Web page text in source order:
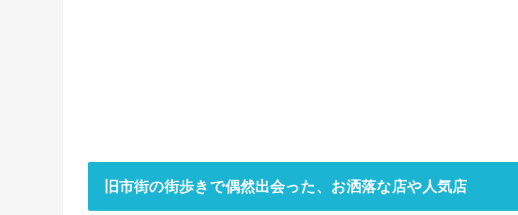
旧市街の街歩きで偶然出会った、お洒落な店や人気店